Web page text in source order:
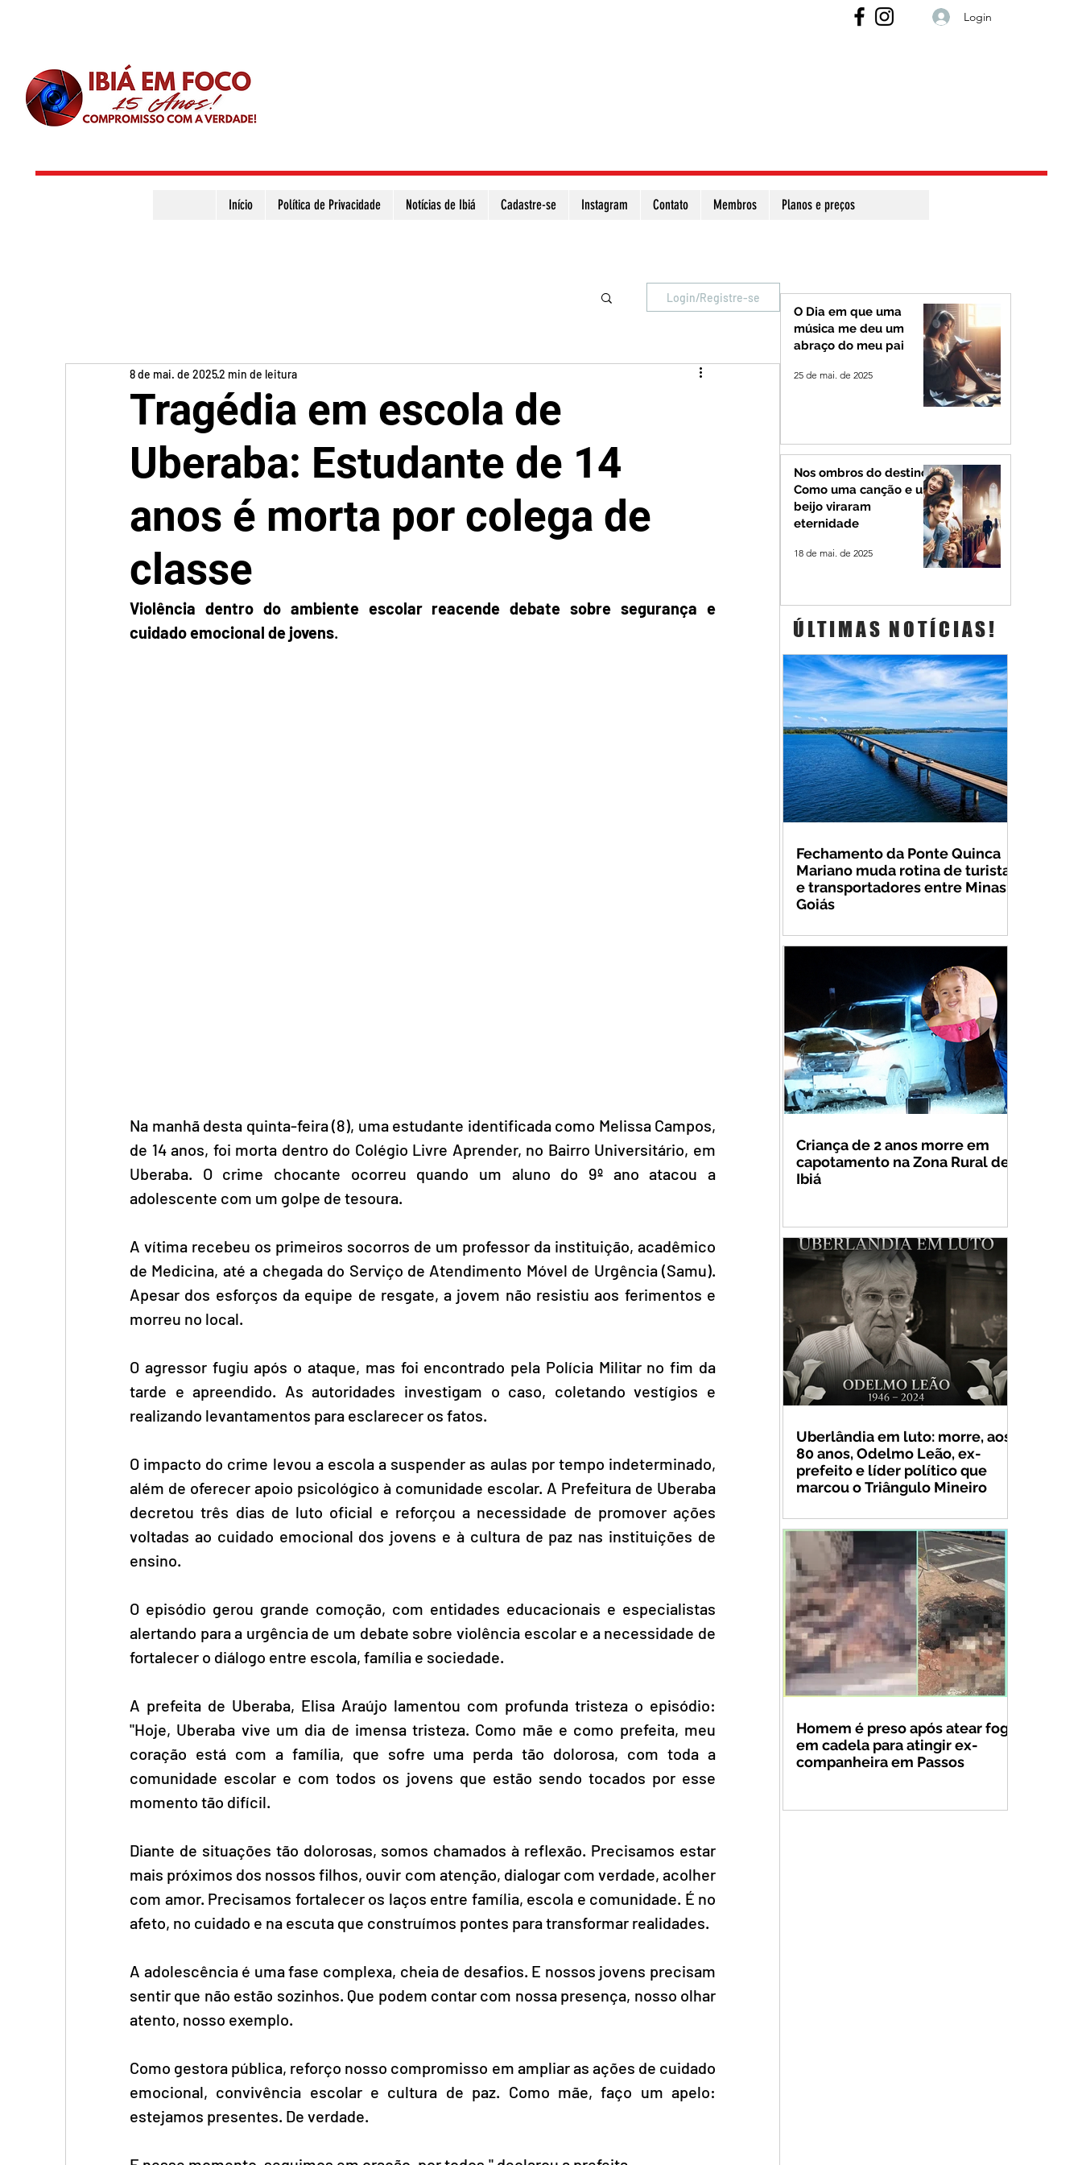
Login
Início Política de Privacidade Notícias de Ibiá Cadastre-se Instagram Contato Membros Planos e preços
Login/Registre-se
Tragédia em escola de
Uberaba: Estudante de 14
anos é morta por colega de
classe
8 de mai. de 20252 min de leitura
Violência dentro do ambiente escolar reacende debate sobre segurança e
cuidado emocional de jovens.
Na manhã desta quinta-feira (8), uma estudante identificada como Melissa Campos,
de 14 anos, foi morta dentro do Colégio Livre Aprender, no Bairro Universitário, em
Uberaba. O crime chocante ocorreu quando um aluno do 9º ano atacou a
adolescente com um golpe de tesoura.
A vítima recebeu os primeiros socorros de um professor da instituição, acadêmico
de Medicina, até a chegada do Serviço de Atendimento Móvel de Urgência (Samu).
Apesar dos esforços da equipe de resgate, a jovem não resistiu aos ferimentos e
morreu no local.
O agressor fugiu após o ataque, mas foi encontrado pela Polícia Militar no fim da
tarde e apreendido. As autoridades investigam o caso, coletando vestígios e
realizando levantamentos para esclarecer os fatos.
O impacto do crime levou a escola a suspender as aulas por tempo indeterminado,
além de oferecer apoio psicológico à comunidade escolar. A Prefeitura de Uberaba
decretou três dias de luto oficial e reforçou a necessidade de promover ações
voltadas ao cuidado emocional dos jovens e à cultura de paz nas instituições de
ensino.
O episódio gerou grande comoção, com entidades educacionais e especialistas
alertando para a urgência de um debate sobre violência escolar e a necessidade de
fortalecer o diálogo entre escola, família e sociedade.
A prefeita de Uberaba, Elisa Araújo lamentou com profunda tristeza o episódio:
"Hoje, Uberaba vive um dia de imensa tristeza. Como mãe e como prefeita, meu
coração está com a família, que sofre uma perda tão dolorosa, com toda a
comunidade escolar e com todos os jovens que estão sendo tocados por esse
momento tão difícil.
Diante de situações tão dolorosas, somos chamados à reflexão. Precisamos estar
mais próximos dos nossos filhos, ouvir com atenção, dialogar com verdade, acolher
com amor. Precisamos fortalecer os laços entre família, escola e comunidade. É no
afeto, no cuidado e na escuta que construímos pontes para transformar realidades.
A adolescência é uma fase complexa, cheia de desafios. E nossos jovens precisam
sentir que não estão sozinhos. Que podem contar com nossa presença, nosso olhar
atento, nosso exemplo.
Como gestora pública, reforço nosso compromisso em ampliar as ações de cuidado
emocional, convivência escolar e cultura de paz. Como mãe, faço um apelo:
estejamos presentes. De verdade.
O Dia em que uma
música me deu um
abraço do meu pai
25 de mai. de 2025
Nos ombros do destino:
Como uma canção e um
beijo viraram
eternidade
18 de mai. de 2025
ÚLTIMAS NOTÍCIAS!
Fechamento da Ponte Quinca
Mariano muda rotina de turistas
e transportadores entre Minas e
Goiás
Criança de 2 anos morre em
capotamento na Zona Rural de
Ibiá
Uberlândia em luto: morre, aos
80 anos, Odelmo Leão, ex-
prefeito e líder político que
marcou o Triângulo Mineiro
Homem é preso após atear fogo
em cadela para atingir ex-
companheira em Passos